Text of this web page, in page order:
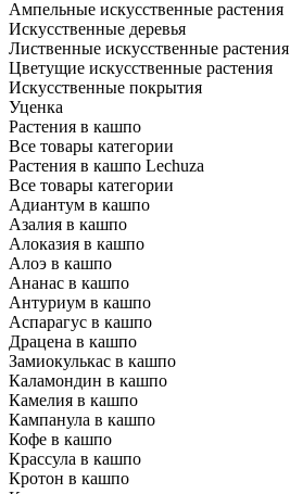
Ампельные искусственные растения
Искусственные деревья
Лиственные искусственные растения
Цветущие искусственные растения
Искусственные покрытия
Уценка
Растения в кашпо
Все товары категории
Растения в кашпо Lechuza
Все товары категории
Адиантум в кашпо
Азалия в кашпо
Алоказия в кашпо
Алоэ в кашпо
Ананас в кашпо
Антуриум в кашпо
Аспарагус в кашпо
Драцена в кашпо
Замиокулькас в кашпо
Каламондин в кашпо
Камелия в кашпо
Кампанула в кашпо
Кофе в кашпо
Крассула в кашпо
Кротон в кашпо